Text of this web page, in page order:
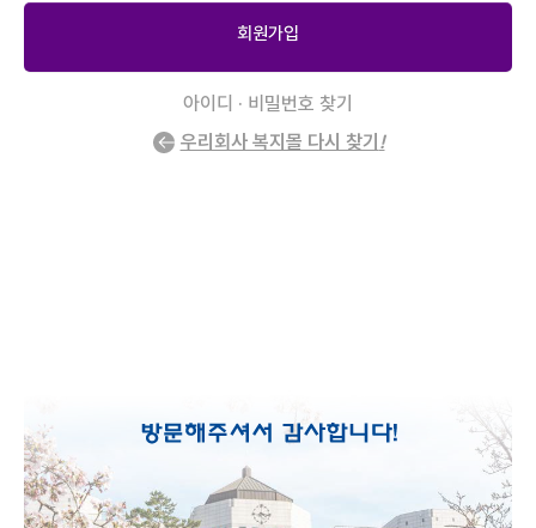
회원가입
아이디 · 비밀번호 찾기
우리회사 복지몰 다시 찾기 !